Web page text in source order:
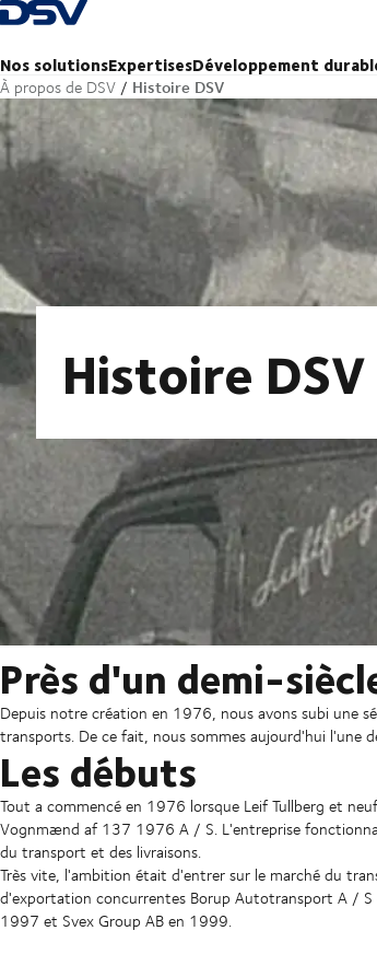
Retour à la page d'accueil
Nos solutionsExpertisesDéveloppement
À propos de DSV Histoire DSV
Histoire DSV
Près d'un demi-
Depuis notre création en 1976, nous avons subi une
transports. De ce fait, nous sommes aujourd'hui l'une
Les débuts
Tout a commencé en 1976 lorsque Leif Tullberg et
Vognmænd af 137 1976 A / S. L'entreprise
du transport et des livraisons.
Très vite, l'ambition était d'entrer sur le marché du
d'exportation concurrentes Borup Autotransport A / S
1997 et Svex Group AB en 1999.